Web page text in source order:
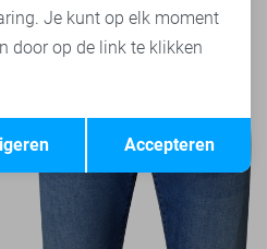
Opslaan
Je kunt op elk moment
door op de link te klikken
Accepteren